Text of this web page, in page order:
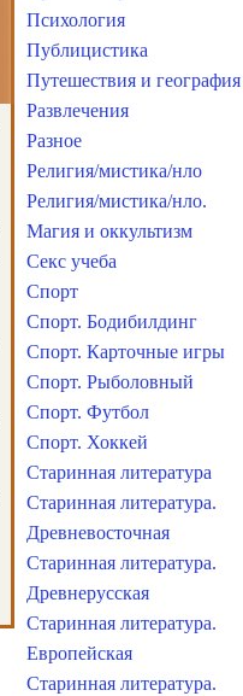
Психология
Публицистика
Путешествия и география
Развлечения
Разное
Религия/мистика/нло
Религия/мистика/нло.
Магия и оккультизм
Секс учеба
Спорт
Спорт. Бодибилдинг
Спорт. Карточные игры
Спорт. Рыболовный
Спорт. Футбол
Спорт. Хоккей
Старинная литература
Старинная литература.
Древневосточная
Старинная литература.
Древнерусская
Старинная литература.
Европейская
Старинная литература.